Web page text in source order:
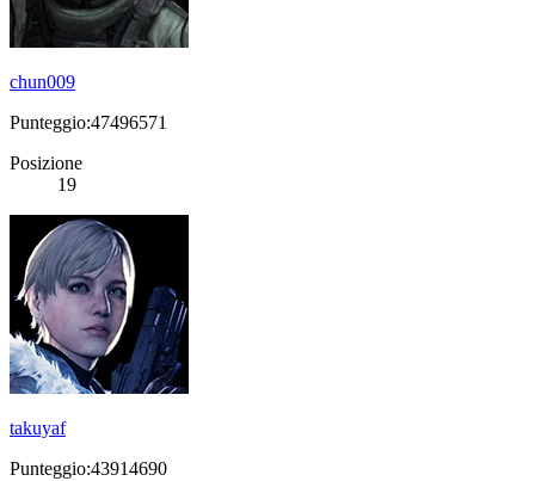
chun009
Punteggio:47496571
Posizione
19
takuyaf
Punteggio:43914690